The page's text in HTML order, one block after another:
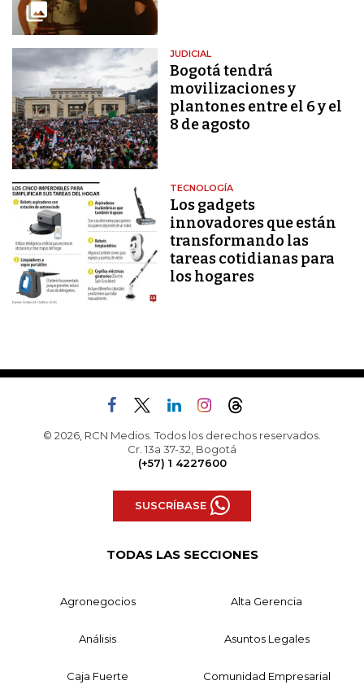
JUDICIAL
Bogotá tendrá
movilizaciones y
plantones entre el 6 y el
8 de agosto
TECNOLOGÍA
Los gadgets
innovadores que están
transformando las
tareas cotidianas para
los hogares
© 2026, RCN Medios. Todos los derechos reservados.
Cr. 13a 37-32, Bogotá
(+57) 1 4227600
SUSCRÍBASE
TODAS LAS SECCIONES
Agronegocios Alta Gerencia
Análisis Asuntos Legales
Caja Fuerte Comunidad Empresarial